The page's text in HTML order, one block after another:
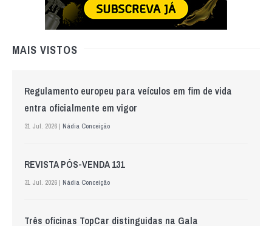
MAIS VISTOS
Regulamento europeu para veículos em fim de vida
entra oficialmente em vigor
31 Jul. 2026 | Nádia Conceição
REVISTA PÓS-VENDA 131
31 Jul. 2026 | Nádia Conceição
Três oficinas TopCar distinguidas na Gala